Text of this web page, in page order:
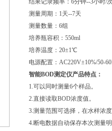
结果记录频率：6分钟--3小时/
测量周期：1天--7天
测量数量：6组
培养瓶容积：550ml
培养温度：20±1℃
电源配置：AC220V±10%/50-
智能BOD测定仪产品特点：
1.可以同时测量6个样品。
2.直接读取BOD浓度值。
3.测量范围可选择，在水样浓
4.断电数据自动保存本次测量